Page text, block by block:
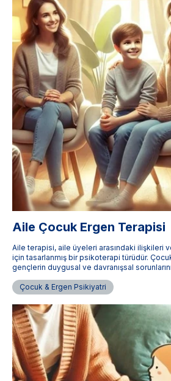
Aile Çocuk Ergen Terapisi
Aile terapisi, aile üyeleri arasındaki ilişkileri
için tasarlanmış bir psikoterapi türüdür.
gençlerin duygusal ve davranışsal
konusunda uzman terapistlere ulaşmanızı
Çocuk & Ergen Psikiyatri